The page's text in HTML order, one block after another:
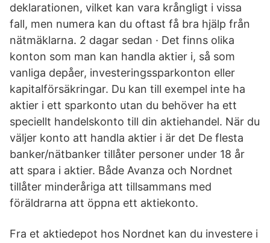
deklarationen, vilket kan vara krångligt i vissa
fall, men numera kan du oftast få bra hjälp från
nätmäklarna. 2 dagar sedan · Det finns olika
konton som man kan handla aktier i, så som
vanliga depåer, investeringssparkonton eller
kapitalförsäkringar. Du kan till exempel inte ha
aktier i ett sparkonto utan du behöver ha ett
speciellt handelskonto till din aktiehandel. När du
väljer konto att handla aktier i är det De flesta
banker/nätbanker tillåter personer under 18 år
att spara i aktier. Både Avanza och Nordnet
tillåter minderåriga att tillsammans med
föräldrarna att öppna ett aktiekonto.
Fra et aktiedepot hos Nordnet kan du investere i